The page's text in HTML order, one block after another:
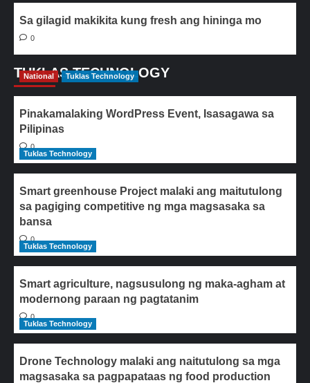
Sa gilagid makikita kung fresh ang hininga mo
0
TUKLAS TECHNOLOGY
National Tuklas Technology
Pinakamalaking WordPress Event, Isasagawa sa
Pilipinas
0
Tuklas Technology
Smart greenhouse Project malaki ang maitutulong
sa pagiging competitive ng mga magsasaka sa
bansa
0
Tuklas Technology
Smart agriculture, nagsusulong ng maka-agham at
modernong paraan ng pagtatanim
0
Tuklas Technology
Drone Technology malaki ang naitutulong sa mga
magsasaka sa pagpapataas ng food production